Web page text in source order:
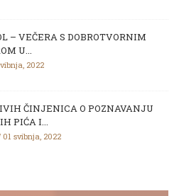
– VEČERA S DOBROTVORNIM
U...
2022
ČINJENICA O POZNAVANJU
PIĆA I...
01 svibnja, 2022